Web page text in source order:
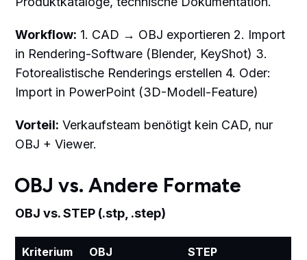
Workflow: 1. CAD → OBJ exportieren 2. Import
in Rendering-Software (Blender, KeyShot) 3.
Fotorealistische Renderings erstellen 4. Oder:
Import in PowerPoint (3D-Modell-Feature)
Vorteil: Verkaufsteam benötigt kein CAD, nur
OBJ + Viewer.
OBJ vs. Andere Formate
OBJ vs. STEP (.stp, .step)
Kriterium OBJ STEP